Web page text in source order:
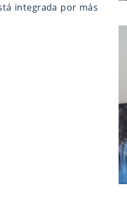
integrada por más